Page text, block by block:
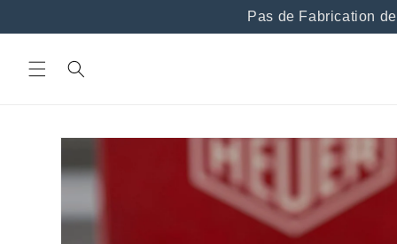
Pas de Fabrication de
au
Passer aux
produits